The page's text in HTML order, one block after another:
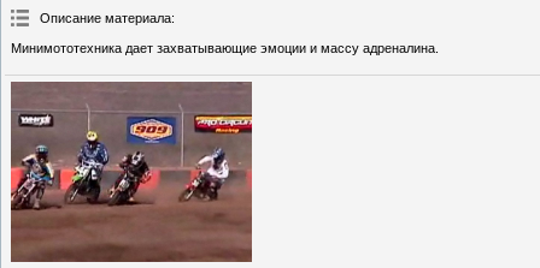
Описание материала:
Минимототехника дает захватывающие эмоции и массу адреналина.